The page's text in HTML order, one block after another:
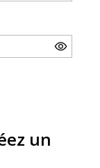
un